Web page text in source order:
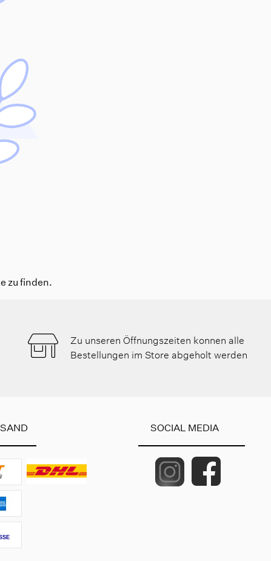
zu finden.
Zu unseren Öffnungszeiten konnen alle
Bestellungen im Store abgeholt werden
SOCIAL MEDIA